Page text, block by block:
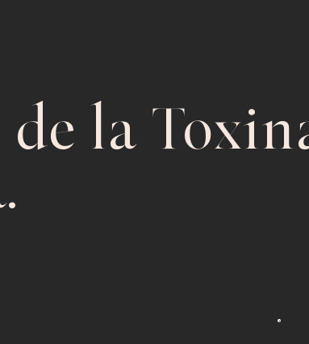
la